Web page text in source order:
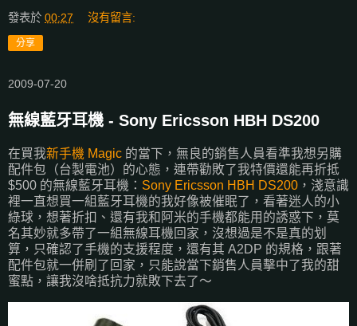
發表於 00:27 沒有留言:
分享
2009-07-20
無線藍牙耳機 - Sony Ericsson HBH DS200
在買我新手機 Magic 的當下，無良的銷售人員看準我想另購
配件包（台製電池）的心態，連帶勸敗了我特價還能再折抵
$500 的無線藍牙耳機： Sony Ericsson HBH DS200 ，淺意識
裡一直想買一組藍牙耳機的我好像被催眠了，看著迷人的小
綠球，想著折扣、還有我和阿米的手機都能用的誘惑下，莫
名其妙就多帶了一組無線耳機回家，沒想過是不是真的划
算，只確認了手機的支援程度，還有其 A2DP 的規格，跟著
配件包就一併刷了回家，只能說當下銷售人員擊中了我的甜
蜜點，讓我沒啥抵抗力就敗下去了～